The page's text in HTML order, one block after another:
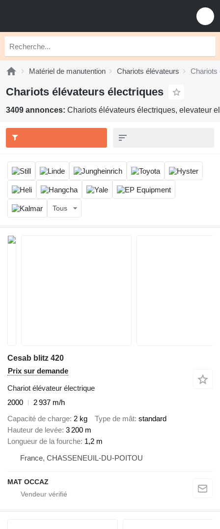
Matériel de manutention Chariots élévateurs Chariots
Chariots élévateurs électriques
3409 annonces: Chariots élévateurs électriques, elevateur
Tous
Cesab blitz 420
Prix sur demande
Chariot élévateur électrique
2000
2 937 m/h
Capacité de charge 2 kg Type de mât standard
Hauteur de levée 3 200 m
Longueur de la fourche 1,2 m
France, CHASSENEUIL-DU-POITOU
MAT OCCAZ